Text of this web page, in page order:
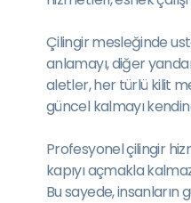
Çilingir mesleğinde
anlamayı, diğer
aletler, her türlü kilit
güncel kalmayı
Profesyonel çilingir
kapıyı açmakla
Bu sayede,